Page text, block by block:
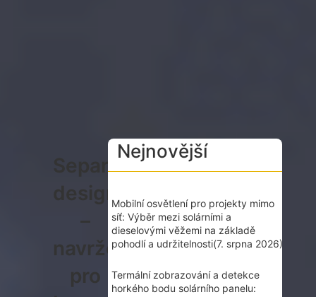
Separatistický
design
–
navržený
pro
Nejnovější
Mobilní osvětlení pro projekty mimo
síť: Výběr mezi solárními a
dieselovými věžemi na základě
pohodlí a udržitelnosti(7. srpna 2026)
Termální zobrazování a detekce
horkého bodu solárního panelu: